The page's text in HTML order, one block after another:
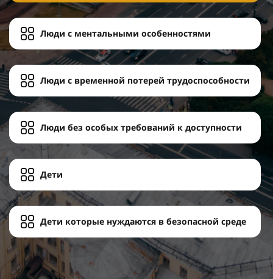
Люди с ментальными особенностями
Люди с временной потерей трудоспособности
Люди без особых требований к доступности
Дети
Дети которые нуждаются в безопасной среде